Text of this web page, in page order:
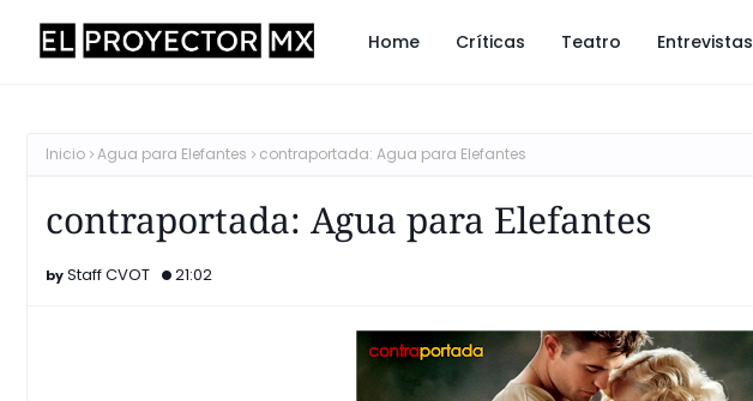
Home Críticas Teatro Entrevistas
Inicio Agua para Elefantes contraportada: Agua para Elefantes
contraportada: Agua para Elefantes
Staff CVOT 21:02